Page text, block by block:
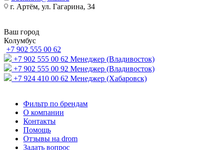
г. Артём, ул. Гагарина, 34
Ваш город
Колумбус
+7 902 555 00 62
+7 902 555 00 62 Менеджер (Владивосток)
+7 902 555 00 92 Менеджер (Владивосток)
+7 924 410 00 62 Менеджер (Хабаровск)
Фильтр по брендам
О компании
Контакты
Помощь
Отзывы на drom
Задать вопрос